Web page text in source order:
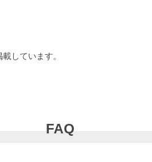
載しています。
FAQ